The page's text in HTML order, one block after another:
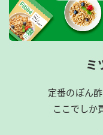
ミ
定番のぽん
ここでしか